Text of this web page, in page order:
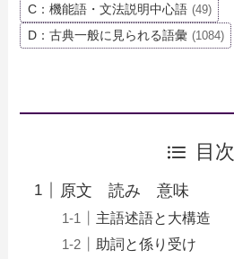
C：機能語・文法説明中心語 (49)
D：古典一般に見られる語彙 (1084)
目次
原文 読み 意味
主語述語と大構造
助詞と係り受け